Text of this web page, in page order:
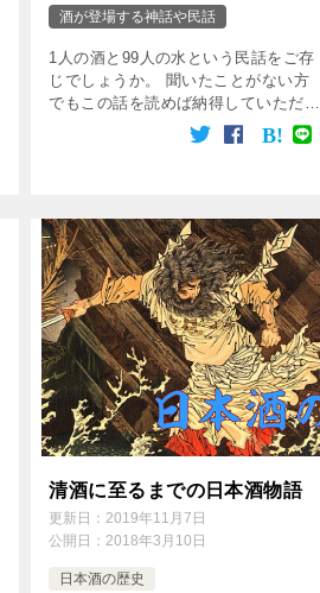
酒が登場する神話や民話
1人の酒と99人の水という民話をご存
じでしょうか。 聞いたことがない方
でもこの話を読めば納得していただけ
る深層心理に関わる面白い話です。
韓国の徴用工問題で日本の国民感情が
清酒に至るまでの日本酒物語
更新日：2019年11月7日
公開日：2018年3月10日
日本酒の歴史